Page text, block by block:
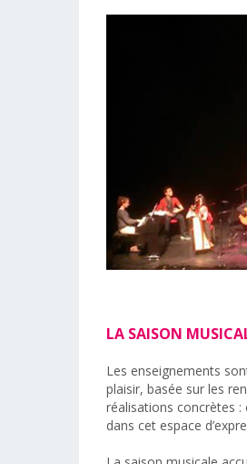
LA SAISON
Les enseignements
plaisir, basée sur les
réalisations concrètes
dans cet espace